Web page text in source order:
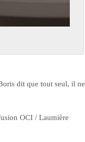
dit que tout seul, il ne
OCI / Laumière